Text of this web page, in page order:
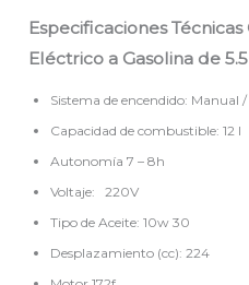
Especificaciones
Eléctrico a Gasolina de
Sistema de encendido: Manual
Capacidad de combustible: 12 l
Autonomía 7 – 8h
Voltaje: 220V
Tipo de Aceite: 10w 30
Desplazamiento (cc): 224